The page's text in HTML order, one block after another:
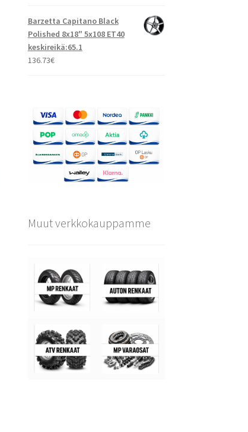
Barzetta Capitano Black
Polished 8x18" 5x108 ET40
keskireikä:65.1
136.73€
Muut verkkokauppamme